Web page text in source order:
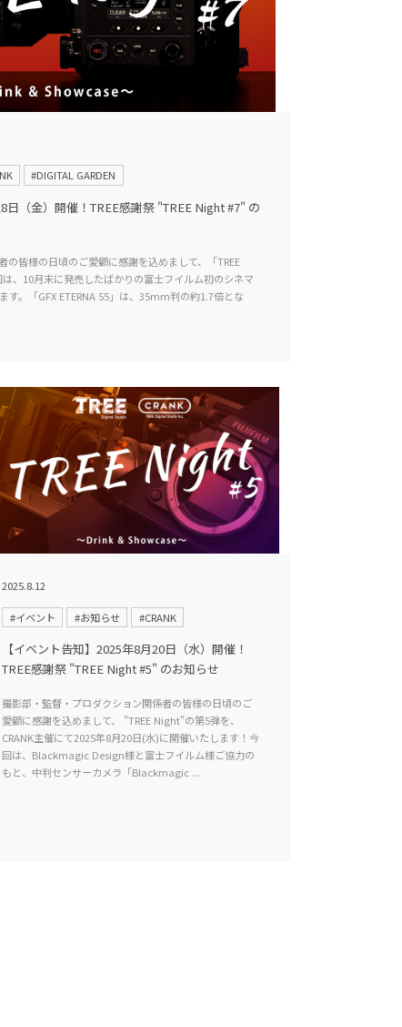
#DIGITAL GARDEN
日（金）開催！TREE感謝祭 "TREE Night #7" の
の皆様の日頃のご愛顧に感謝を込めまして、「TREE
、10月末に発売したばかりの富士フイルム初のシネマ
す。「GFX ETERNA 55」は、35mm判の約1.7倍とな
2025.8.12
#イベント #お知らせ #CRANK
【イベント告知】2025年8月20日（水）開催！
TREE感謝祭 "TREE Night #5" のお知らせ
撮影部・監督・プロダクション関係者の皆様の日頃のご
愛顧に感謝を込めまして、 "TREE Night"の第5弾を、
CRANK主催にて2025年8月20日(水)に開催いたします！今
回は、Blackmagic Design様と富士フイルム様ご協力の
もと、中判センサーカメラ「Blackmagic ...